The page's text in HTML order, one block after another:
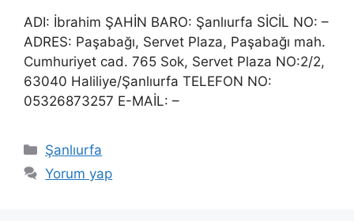
ADI: İbrahim ŞAHİN BARO: Şanlıurfa SİCİL NO: –
ADRES: Paşabağı, Servet Plaza, Paşabağı mah.
Cumhuriyet cad. 765 Sok, Servet Plaza NO:2/2,
63040 Haliliye/Şanlıurfa TELEFON NO:
05326873257 E-MAİL: –
Kategoriler
Şanlıurfa
Yorum yap